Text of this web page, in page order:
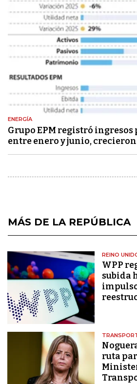
ENERGÍA
Grupo EPM registró ingresos
entre enero y junio, crecieron
MÁS DE LA REPÚBLICA
REINO
WPP
subida
ruta